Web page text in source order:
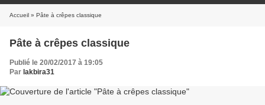
Accueil » Pâte à crêpes classique
Pâte à crêpes classique
Publié le 20/02/2017 à 19:05
Par lakbira31